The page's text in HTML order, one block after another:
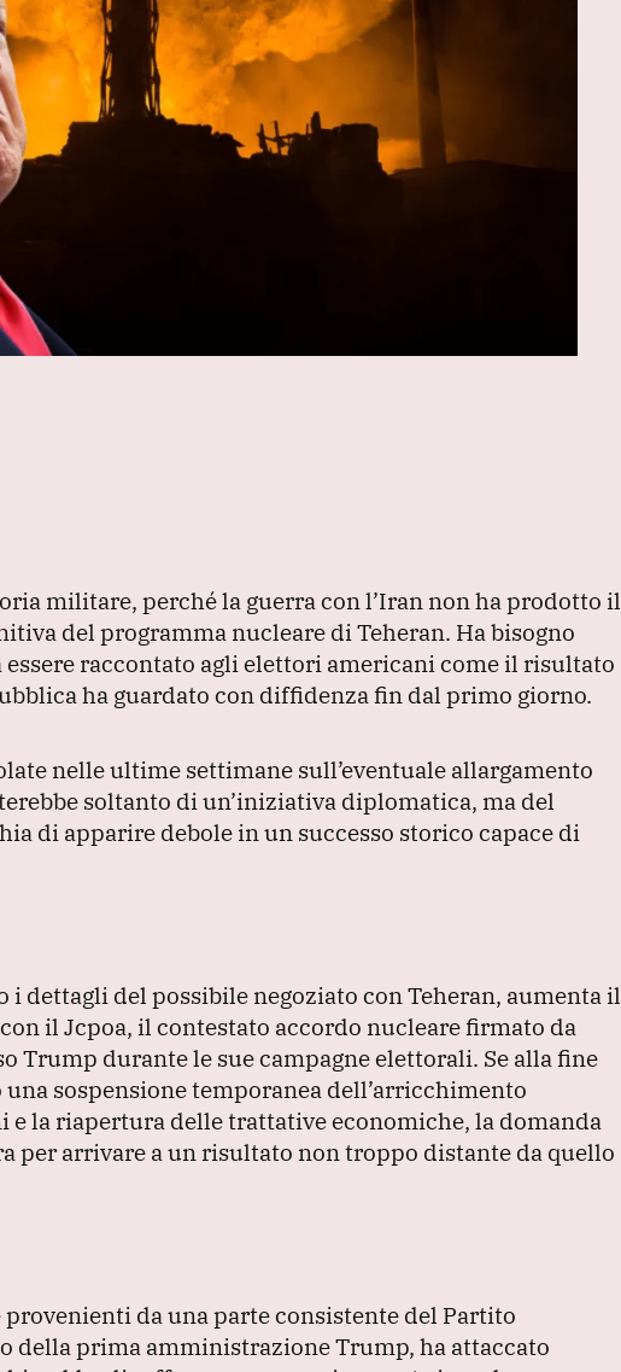
militare, perché la guerra con l’Iran non ha prodotto il
del programma nucleare di Teheran. Ha bisogno
raccontato agli elettori americani come il risultato
ha guardato con diffidenza fin dal primo giorno.
nelle ultime settimane sull’eventuale allargamento
soltanto di un’iniziativa diplomatica, ma del
di apparire debole in un successo storico capace di
dettagli del possibile negoziato con Teheran, aumenta il
il Jcpoa, il contestato accordo nucleare firmato da
Trump durante le sue campagne elettorali. Se alla fine
sospensione temporanea dell’arricchimento
la riapertura delle trattative economiche, la domanda
per arrivare a un risultato non troppo distante da quello
da una parte consistente del Partito
della prima amministrazione Trump, ha attaccato